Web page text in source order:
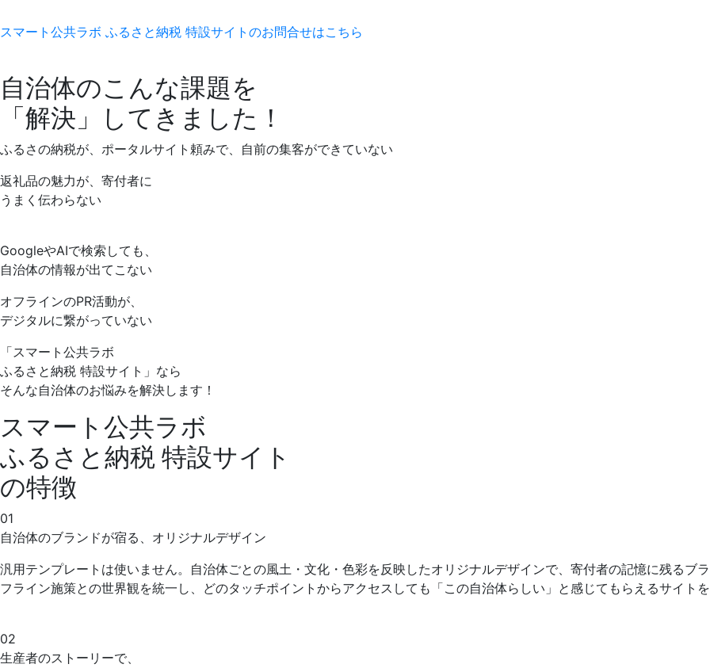
スマート公共ラボ ふるさと納税 特設サイトのお問合せはこちら
自治体のこんな課題を
「解決」
してきました！
ふるさの納税が、ポータルサイト頼みで、 自前の集客ができていない
返礼品の魅力が、 寄付者に
うまく伝わらない
GoogleやAIで検索 しても、
自治体の情報が出てこない
オフラインのPR活動が、
デジタルに繋がっていない
「スマート公共ラボ
ふるさと納税 特設サイト」 なら
そんな自治体のお悩みを解決します！
スマート公共ラボ
ふるさと納税 特設サイト
の特徴
01
自治体のブランドが宿る、オリジナルデザイン
汎用テンプレートは使いません。自治体ごとの風土・文化・色彩を反映したオリジナルデザインで、寄付者の記憶に残るブ
フライン施策との世界観を統一し、どのタッチポイントからアクセスしても「この自治体らしい」と感じてもらえるサイトを
02
生産者のストーリーで、